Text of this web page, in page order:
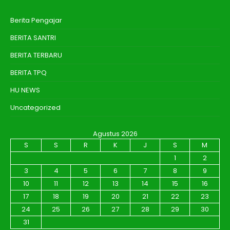
Berita Pengajar
BERITA SANTRI
BERITA TERBARU
BERITA TPQ
HU NEWS
Uncategorized
Agustus 2026
S
S R K J S
M
1
2
3
4 5 6 7 8
9
10
11 12 13 14 15
16
17
18 19 20 21 22
23
24
25 26 27 28 29
30
31